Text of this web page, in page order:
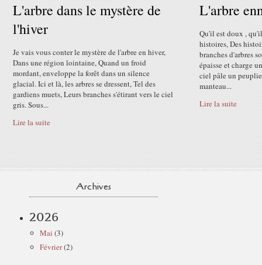
L'arbre dans le mystère de
l'hiver
Je vais vous conter le mystère de l'arbre en hiver,
Dans une région lointaine, Quand un froid
mordant, enveloppe la forêt dans un silence
glacial. Ici et là, les arbres se dressent, Tel des
gardiens muets, Leurs branches s'étirant vers le ciel
gris. Sous...
Lire la suite
L'arbre
Qu'il est doux ,
histoires, Des
branches d'arbres
épaisse et charge
ciel pâle un
manteau...
Lire la suite
Archives
2026
Mai (3)
Février(2)